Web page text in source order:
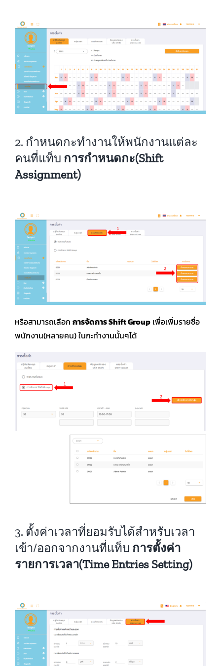
2. กำหนดกะทำงานให้พนักงานแต่ละ
คนที่แท็บ การกำหนดกะ(Shift
Assignment)
หรือสามารถเลือก การจัดการShift Groupเพื่อเพิ่มรายชื่อ
พนักงาน(หลายคน) ในกะทำงานนั้นๆได้
3. ตั้งค่าเวลาที่ยอมรับได้สำหรับเวลา
เข้า/ออกจากงานที่แท็บ การตั้งค่า
รายการเวลา(Time Entries Setting)